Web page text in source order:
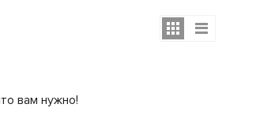
вам нужно!